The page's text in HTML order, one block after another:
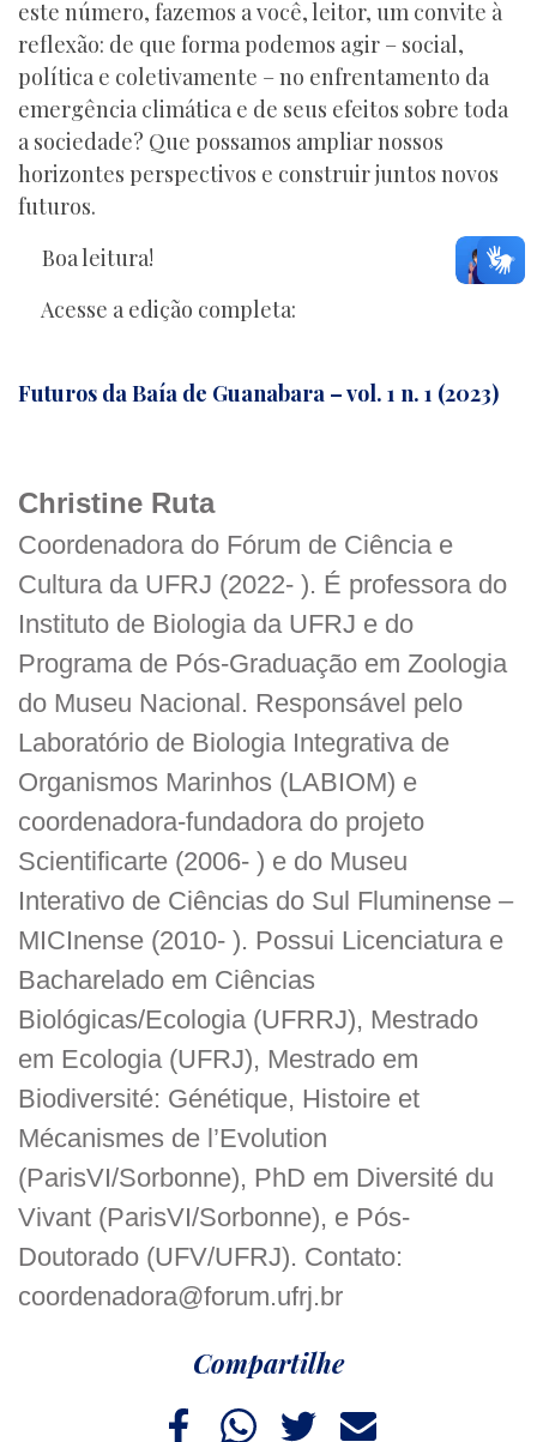
este número, fazemos a você, leitor, um convite à
reflexão: de que forma podemos agir – social,
política e coletivamente – no enfrentamento da
emergência climática e de seus efeitos sobre toda
a sociedade? Que possamos ampliar nossos
horizontes perspectivos e construir juntos novos
futuros.
Boa leitura!
Acesse a edição completa:
Futuros da Baía de Guanabara – vol. 1 n. 1 (2023)
Christine Ruta
Coordenadora do Fórum de Ciência e
Cultura da UFRJ (2022- ). É professora do
Instituto de Biologia da UFRJ e do
Programa de Pós-Graduação em Zoologia
do Museu Nacional. Responsável pelo
Laboratório de Biologia Integrativa de
Organismos Marinhos (LABIOM) e
coordenadora-fundadora do projeto
Scientificarte (2006- ) e do Museu
Interativo de Ciências do Sul Fluminense –
MICInense (2010- ). Possui Licenciatura e
Bacharelado em Ciências
Biológicas/Ecologia (UFRRJ), Mestrado
em Ecologia (UFRJ), Mestrado em
Biodiversité: Génétique, Histoire et
Mécanismes de l’Evolution
(ParisVI/Sorbonne), PhD em Diversité du
Vivant (ParisVI/Sorbonne), e Pós-
Doutorado (UFV/UFRJ). Contato:
coordenadora@forum.ufrj.br
Compartilhe